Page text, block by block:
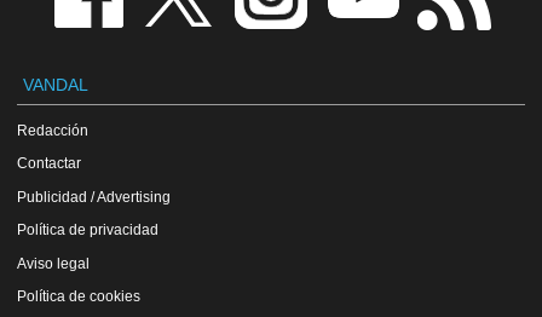
VANDAL
Redacción
Contactar
Publicidad / Advertising
Política de privacidad
Aviso legal
Política de cookies